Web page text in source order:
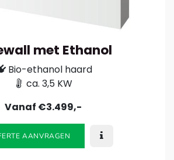
met Ethanol
Bio-ethanol haard
ca. 3,5 KW
Vanaf €3.499,-
AANVRAGEN